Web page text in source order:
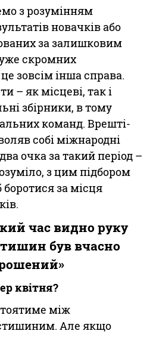
з розумінням
новачків або
за залишковим
скромних
зовсім інша справа.
– як місцеві, так і
збірники, в тому
команд. Врешті-
собі міжнародні
очка за такий період –
з цим підбором
боротися за місця
час видно руку
був вчасно
квітня?
між
Але якщо